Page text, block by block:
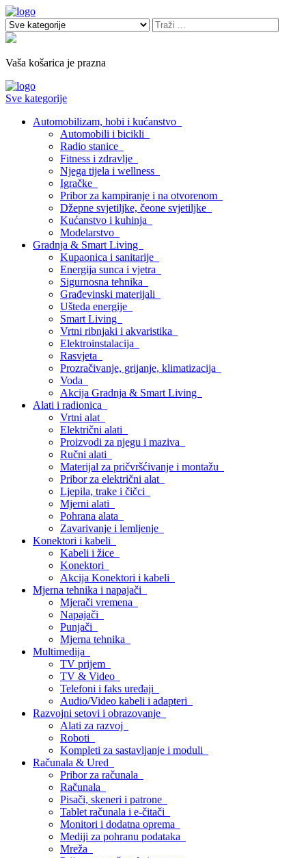
Vaša košarica je prazna
Sve kategorije
Automobilizam, hobi i kućanstvo
Automobili i bicikli
Radio stanice
Fitness i zdravlje
Njega tijela i wellness
Igračke
Pribor za kampiranje i na otvorenom
Džepne svjetiljke, čeone svjetiljke
Kućanstvo i kuhinja
Modelarstvo
Gradnja & Smart Living
Kupaonica i sanitarije
Energija sunca i vjetra
Sigurnosna tehnika
Građevinski materijali
Ušteda energije
Smart Living
Vrtni ribnjaki i akvaristika
Elektroinstalacija
Rasvjeta
Prozračivanje, grijanje, klimatizacija
Voda
Akcija Gradnja & Smart Living
Alati i radionica
Vrtni alat
Električni alati
Proizvodi za njegu i maziva
Ručni alati
Materijal za pričvršćivanje i montažu
Pribor za električni alat
Ljepila, trake i čičci
Mjerni alati
Pohrana alata
Zavarivanje i lemljenje
Konektori i kabeli
Kabeli i žice
Konektori
Akcija Konektori i kabeli
Mjerna tehnika i napajači
Mjerači vremena
Napajači
Punjači
Mjerna tehnika
Multimedija
TV prijem
TV & Video
Telefoni i faks uređaji
Audio/Video kabeli i adapteri
Razvojni setovi i obrazovanje
Alati za razvoj
Roboti
Kompleti za sastavljanje i moduli
Računala & Ured
Pribor za računala
Računala
Pisači, skeneri i patrone
Tablet računala i e-čitači
Monitori i dodatna oprema
Mediji za pohranu podataka
Mreža